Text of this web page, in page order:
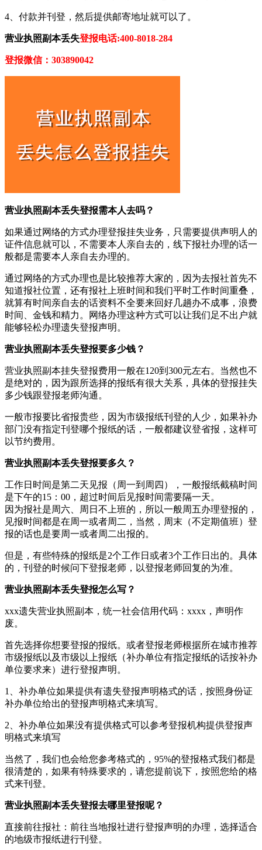
4、付款并刊登，然后提供邮寄地址就可以了。
营业执照副本丢失登报电话:400-8018-284
登报微信：303890042
营业执照副本丢失登报需本人去吗？
如果通过网络的方式办理登报挂失业务，只需要提供声明人的
证件信息就可以，不需要本人亲自去的，线下报社办理的话一
般都是需要本人亲自去办理的。
通过网络的方式办理也是比较推荐大家的，因为去报社首先不
知道报社位置，还有报社上班时间和我们平时工作时间重叠，
就算有时间亲自去的话资料不全要来回好几趟办不成事，浪费
时间、金钱和精力。网络办理这种方式可以让我们足不出户就
能够轻松办理遗失登报声明。
营业执照副本丢失登报要多少钱？
营业执照副本挂失登报费用一般在120到300元左右。当然也不
是绝对的，因为跟所选择的报纸有很大关系，具体的登报挂失
多少钱跟登报老师沟通。
一般市报要比省报贵些，因为市级报纸刊登的人少，如果补办
部门没有指定刊登哪个报纸的话，一般都建议登省报，这样可
以节约费用。
营业执照副本丢失登报要多久？
工作日时间是第二天见报（周一到周四），一般报纸截稿时间
是下午的15：00，超过时间后见报时间需要隔一天。
因为报社是周六、周日不上班的，所以一般周五办理登报的，
见报时间都是在周一或者周二，当然，周末（不定期值班）登
报的话也是要周一或者周二出报的。
但是，有些特殊的报纸是2个工作日或者3个工作日出的。具体
的，刊登的时候问下登报老师，以登报老师回复的为准。
营业执照副本丢失登报怎么写？
xxx遗失营业执照副本，统一社会信用代码：xxxx，声明作
废。
首先选择你想要登报的报纸。或者登报老师根据所在城市推荐
市级报纸以及市级以上报纸（补办单位有指定报纸的话按补办
单位要求来）进行登报声明。
1、补办单位如果提供有遗失登报声明格式的话，按照身份证
补办单位给出的登报声明格式来填写。
2、补办单位如果没有提供格式可以参考登报机构提供登报声
明格式来填写
当然了，我们也会给您参考格式的，95%的登报格式我们都是
很清楚的，如果有特殊要求的，请您提前说下，按照您给的格
式来刊登。
营业执照副本丢失登报去哪里登报呢？
直接前往报社‌：‌前往当地报社进行登报声明的办理，‌选择适合
的地级市报纸进行刊登。‌